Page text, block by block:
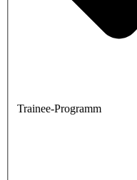
Trainee-Programm